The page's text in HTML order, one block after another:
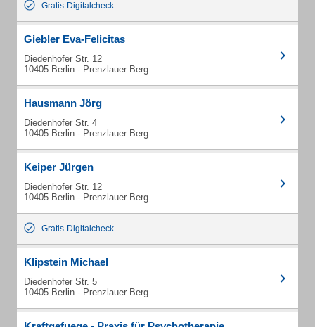
Gratis-Digitalcheck
Giebler Eva-Felicitas
Diedenhofer Str. 12
10405 Berlin - Prenzlauer Berg
Hausmann Jörg
Diedenhofer Str. 4
10405 Berlin - Prenzlauer Berg
Keiper Jürgen
Diedenhofer Str. 12
10405 Berlin - Prenzlauer Berg
Gratis-Digitalcheck
Klipstein Michael
Diedenhofer Str. 5
10405 Berlin - Prenzlauer Berg